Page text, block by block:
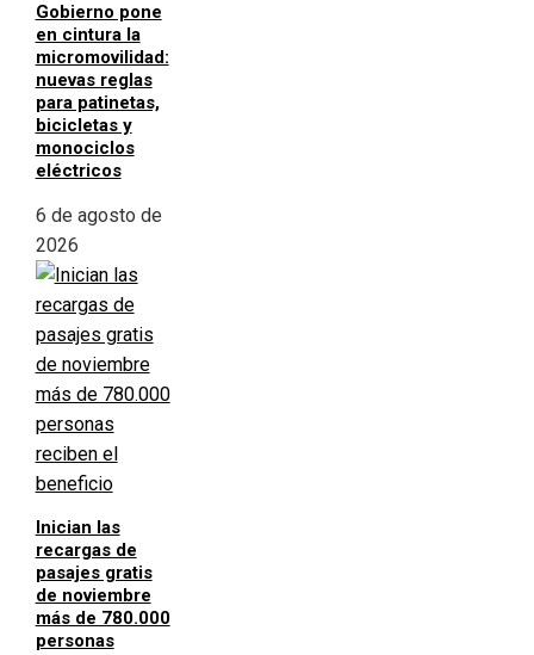
Gobierno pone
en cintura la
micromovilidad:
nuevas reglas
para patinetas,
bicicletas y
monociclos
eléctricos
6 de agosto de
2026
Inician las
recargas de
pasajes gratis
de noviembre
más de 780.000
personas